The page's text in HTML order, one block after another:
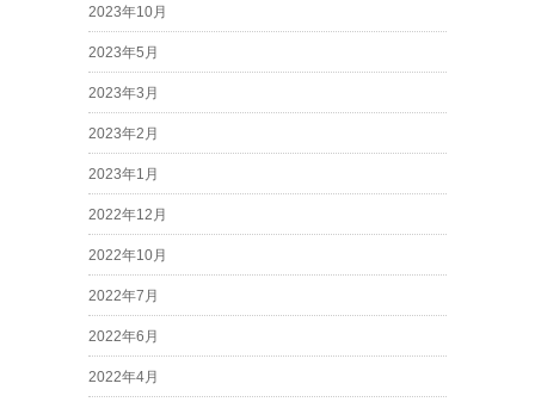
2023年10月
2023年5月
2023年3月
2023年2月
2023年1月
2022年12月
2022年10月
2022年7月
2022年6月
2022年4月